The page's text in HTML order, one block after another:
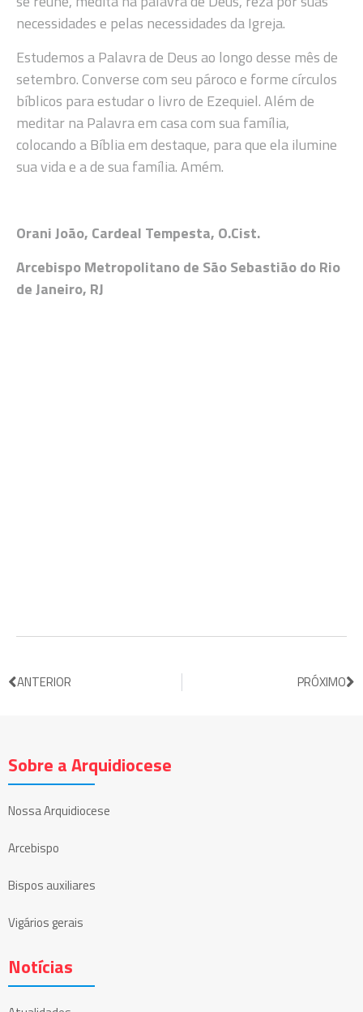
necessidades e pelas necessidades da Igreja.
Estudemos a Palavra de Deus ao longo desse mês de
setembro. Converse com seu pároco e forme círculos
bíblicos para estudar o livro de Ezequiel. Além de
meditar na Palavra em casa com sua família,
colocando a Bíblia em destaque, para que ela ilumine
sua vida e a de sua família. Amém.
Orani João, Cardeal Tempesta, O.Cist.
Arcebispo Metropolitano de São Sebastião do Rio
de Janeiro, RJ
ANTERIOR PRÓXIMO
Sobre a Arquidiocese
Nossa Arquidiocese
Arcebispo
Bispos auxiliares
Vigários gerais
Notícias